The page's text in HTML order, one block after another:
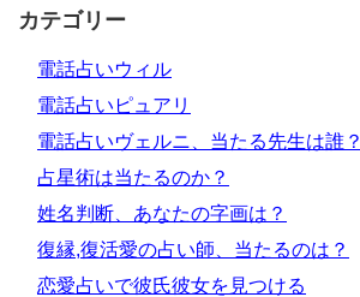
カテゴリー
電話占いウィル
電話占いピュアリ
電話占いヴェルニ、当たる先生は誰？
占星術は当たるのか？
姓名判断、あなたの字画は？
復縁,復活愛の占い師、当たるのは？
恋愛占いで彼氏彼女を見つける